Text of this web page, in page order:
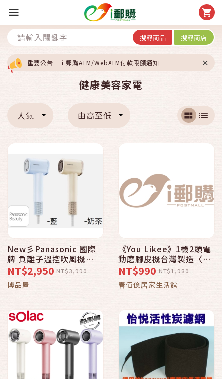
搜尋商品 搜尋商店
重要公告：ｉ郵購ATM/WebATM付款限額通知
健康美容家電
人氣 由高至低
New彡Panasonic 國際
牌 負離子溫控吹風機
(EH-NE6M)彡⊙
NT$2,950 NT$3,990
博品屋
《You Likee》1機2頭電
動磨腳皮機台灣製造〈腳
皮機2入贈替換蕊頭2組〉
去除角質美膚磨皮機
NT$990 NT$1,980
春佰億居家生活館